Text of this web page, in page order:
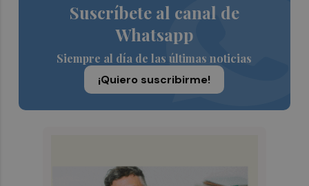
Suscríbete al canal de
Whatsapp
Siempre al día de las últimas noticias
¡Quiero suscribirme!